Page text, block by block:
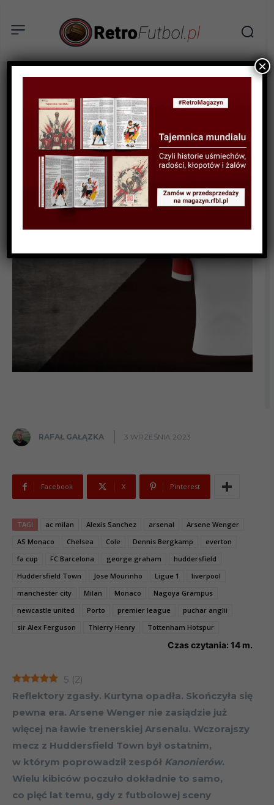
BIOGRAFIE PIŁKARZY
Arsene Wenger – dwie
dekady profesora
RAFAŁ GAŁĄZKA 3 WRZEŚNIA 2023
Facebook X Pinterest
TAGI ac milan Alexis Sanchez arsenal
Arsene Wenger
AS Monaco
Chelsea Cole Dennis Bergkamp
everton
fa cup
FC Barcelona george graham
huddersfield
Huddersfield Town
Jose Mourinho Ligue 1
liverpool
manchester city
Milan Monaco
Nagoya Grampus
newcastle united
Porto premier league
puchar anglii
sir Alex Ferguson
Thierry Henry Tottenham Hotspur
Czas czytania: 14 m.
5 (2)
Reflektory zgasły. Kurtyna opadła. Skończyła się
pewna era. Arsene Wenger nie zasiądzie już
więcej na ławie trenerskiej Arsenalu. Wczorajszy
mecz z Huddersfield Town był ostatnim,
w którym poprowadził zespół Kanonierów.
Wielu kibiców poczuło dokładnie to samo,
co pięć lat temu, gdy z futbolowej sceny
×